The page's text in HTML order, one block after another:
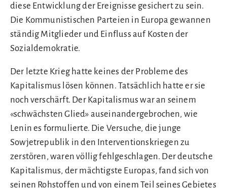
diese Entwicklung der Ereignisse gesichert zu sein.
Die Kommunistischen Parteien in Europa gewannen
ständig Mitglieder und Einfluss auf Kosten der
Sozialdemokratie.
Der letzte Krieg hatte keines der Probleme des
Kapitalismus lösen können. Tatsächlich hatte er sie
noch verschärft. Der Kapitalismus war an seinem
«schwächsten Glied» auseinandergebrochen, wie
Lenin es formulierte. Die Versuche, die junge
Sowjetrepublik in den Interventionskriegen zu
zerstören, waren völlig fehlgeschlagen. Der deutsche
Kapitalismus, der mächtigste Europas, fand sich von
seinen Rohstoffen und von einem Teil seines Gebietes